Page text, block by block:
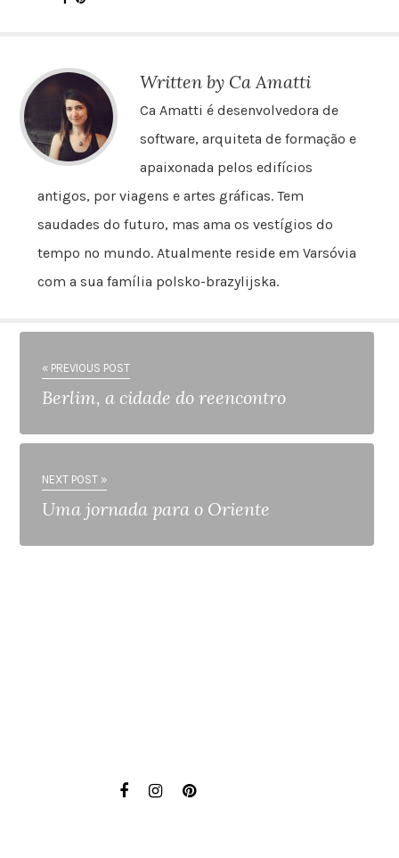
Written by Ca Amatti
Ca Amatti é desenvolvedora de
software, arquiteta de formação e
apaixonada pelos edifícios
antigos, por viagens e artes gráficas. Tem
saudades do futuro, mas ama os vestígios do
tempo no mundo. Atualmente reside em Varsóvia
com a sua família polsko-brazylijska.
« PREVIOUS POST
Berlim, a cidade do reencontro
NEXT POST »
Uma jornada para o Oriente